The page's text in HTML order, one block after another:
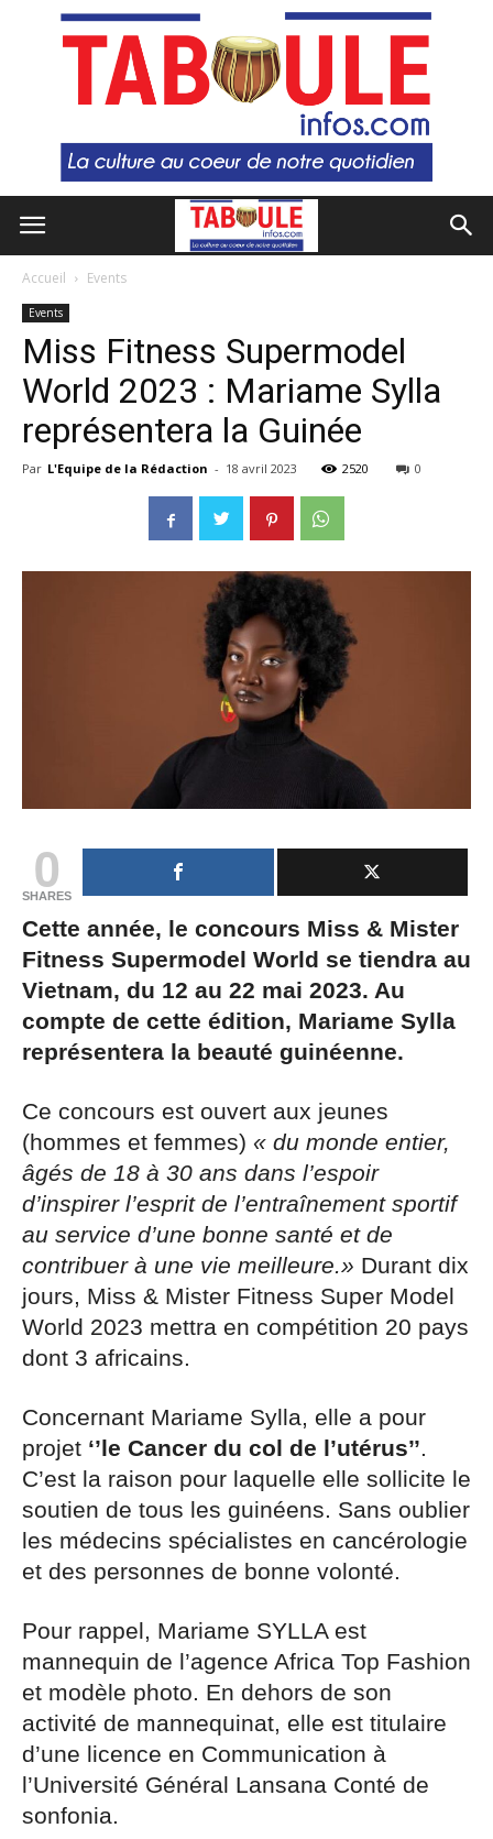
Accueil Events
Events
Miss Fitness Supermodel
World 2023 : Mariame Sylla
représentera la Guinée
Par L'Equipe de la Rédaction - 18 avril 2023 2520 0
0
SHARES
Cette année, le concours Miss & Mister
Fitness Supermodel World se tiendra au
Vietnam, du 12 au 22 mai 2023. Au
compte de cette édition, Mariame Sylla
représentera la beauté guinéenne.
Ce concours est ouvert aux jeunes
(hommes et femmes) « du monde entier,
âgés de 18 à 30 ans dans l’espoir
d’inspirer l’esprit de l’entraînement sportif
au service d’une bonne santé et de
contribuer à une vie meilleure.» Durant dix
jours, Miss & Mister Fitness Super Model
World 2023 mettra en compétition 20 pays
dont 3 africains.
Concernant Mariame Sylla, elle a pour
projet ‘’le Cancer du col de l’utérus’’.
C’est la raison pour laquelle elle sollicite le
soutien de tous les guinéens. Sans oublier
les médecins spécialistes en cancérologie
et des personnes de bonne volonté.
Pour rappel, Mariame SYLLA est
mannequin de l’agence Africa Top Fashion
et modèle photo. En dehors de son
activité de mannequinat, elle est titulaire
d’une licence en Communication à
l’Université Général Lansana Conté de
sonfonia.